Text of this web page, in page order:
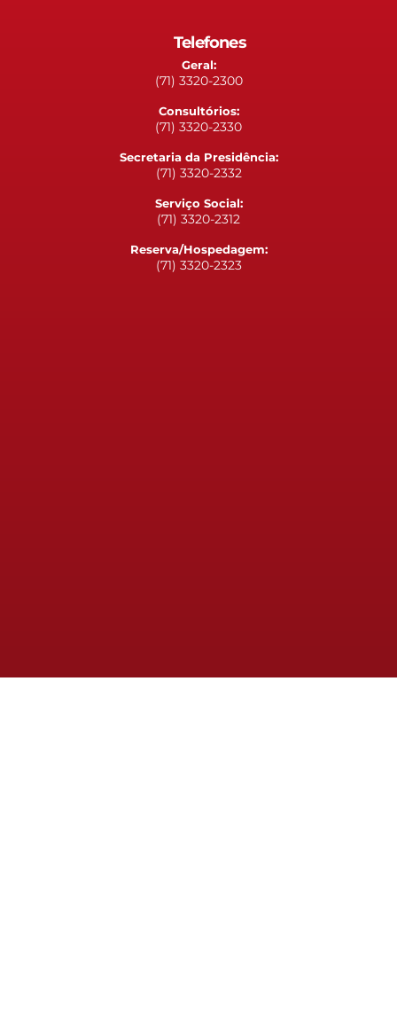
Telefones
Geral:
(71) 3320-2300
Consultórios:
(71) 3320-2330
Secretaria da Presidência:
(71) 3320-2332
Serviço Social:
(71) 3320-2312
Reserva/Hospedagem:
(71) 3320-2323